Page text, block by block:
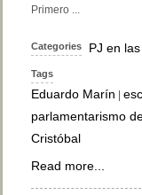
Primero ...
Categories PJ en
Tags
Eduardo Marín
parlamentarismo
Cristóbal
Read more...